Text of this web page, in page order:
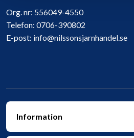
Org. nr: 556049-4550
Telefon: 0706-390802
E-post: info@nilssonsjarnhandel.se
Information